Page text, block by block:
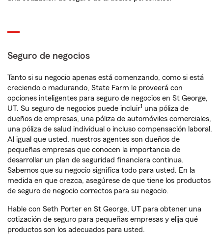
Seguro de negocios
Tanto si su negocio apenas está comenzando, como si está
creciendo o madurando, State Farm le proveerá con
opciones inteligentes para seguro de negocios en St George,
UT. Su seguro de negocios puede incluir1 una póliza de
dueños de empresas, una póliza de automóviles comerciales,
una póliza de salud individual o incluso compensación laboral.
Al igual que usted, nuestros agentes son dueños de
pequeñas empresas que conocen la importancia de
desarrollar un plan de seguridad financiera continua.
Sabemos que su negocio significa todo para usted. En la
medida en que crezca, asegúrese de que tiene los productos
de seguro de negocio correctos para su negocio.
Hable con Seth Porter en St George, UT para obtener una
cotización de seguro para pequeñas empresas y elija qué
productos son los adecuados para usted.